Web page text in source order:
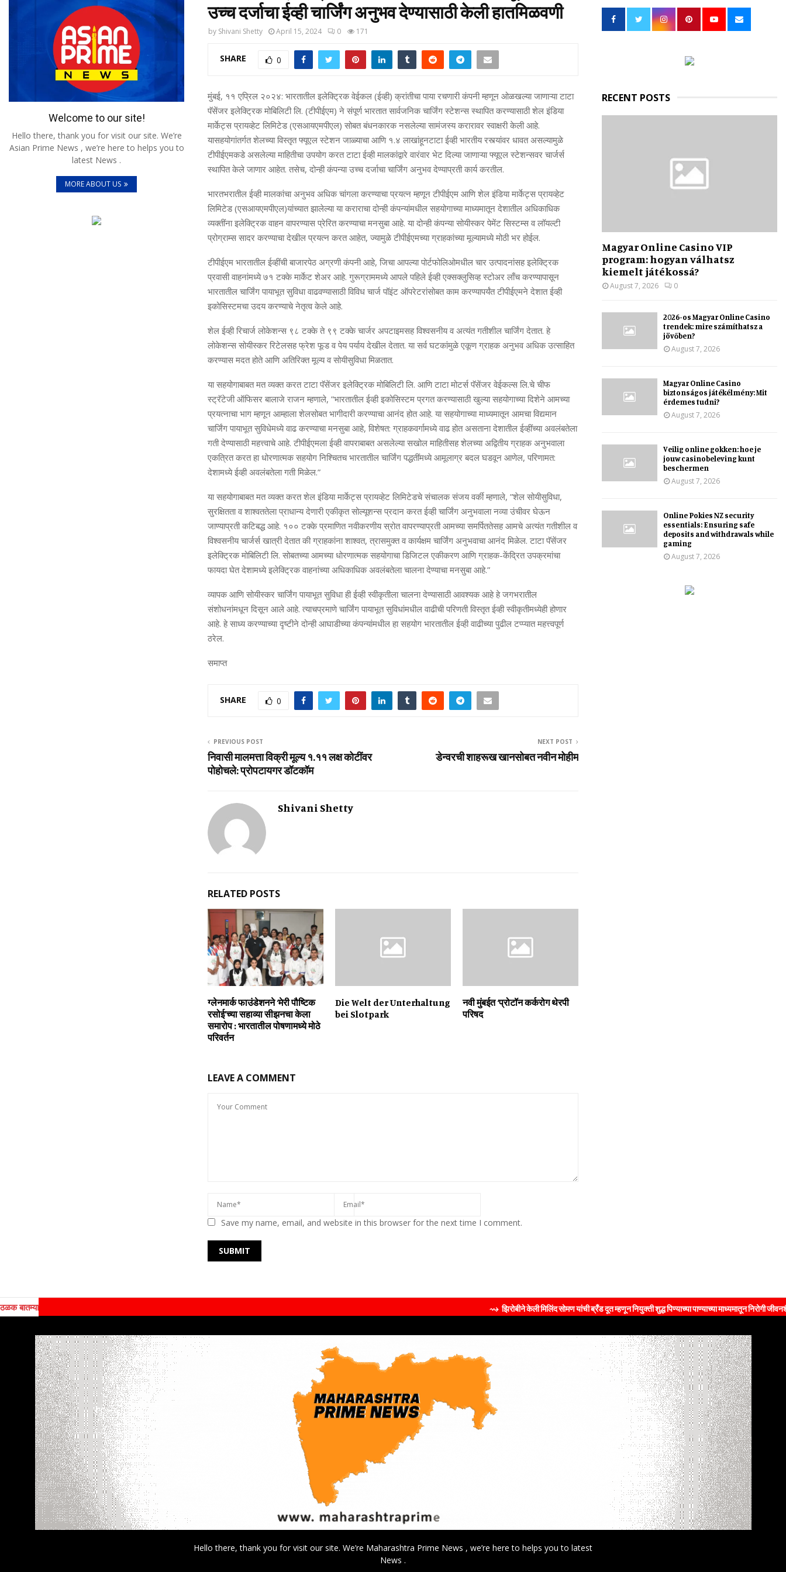
उच्‍च दर्जाचा ईव्‍ही चार्जिंग अनुभव देण्‍यासाठी केली हातमिळवणी
by Shivani Shetty April 15, 2024 0 171
SHARE 0
मुंबई, ११ एप्रिल २०२४: भारतातील इलेक्ट्रिकवेईकल (ईव्‍ही) क्रांतीचा पाया रचणारी कंपनी म्हणून ओळखल्या जाणाऱ्याटाटा
पॅसेंजर इलेक्ट्रिकमोबिलिटी लि. (टीपीईएम) ने संपूर्ण भारतात सार्वजनिक चार्जिंग स्‍टेशन्‍स स्‍थापित करण्‍यासाठी शेल इंडिया
मार्केट्स प्रायव्‍हेट लिमिटेड (एसआयएमपीएल) सो‍बत बंधनकारक नसलेल्‍या सामंजस्‍य करारावर स्‍वाक्षरी केली आहे.
यासहयोगांतर्गत शेलच्या विस्तृतफ्यूएल स्‍टेशन जाळ्याचाआणि १.४ लाखांहूनटाटा ईव्ही भारतीय रस्त्यांवर धावत असल्यामुळे
टीपीईएमकडे असलेल्या माहितीचा उपयोग करत टाटा ईव्ही मालकांद्वारे वारंवार भेट दिल्या जाणाऱ्याफ्यूएल स्‍टेशन्‍सवर चार्जर्स
स्थापित केले जाणार आहेत. तसेच, दोन्‍ही कंपन्‍या उच्‍चदर्जाचा चार्जिंग अनुभव देण्‍याप्रती कार्य करतील.
भारतभरातील ईव्ही मालकांचा अनुभव अधिक चांगला करण्याचा प्रयत्‍न म्हणून टीपीईएम आणि शेल इंडिया मार्केट्स प्रायव्‍हेट
लिमिटेड(एसआयएमपीएल)यांच्यात झालेल्यायाकराराचादोन्ही कंपन्यांमधील सहयोगाच्‍या माध्‍यमातून देशातील अधिकाधिक
व्‍यक्‍तींनाइलेक्ट्रिक वाहन वापरण्यास प्रेरित करण्‍याचा मनसुबा आहे. यादोन्ही कंपन्यासोयीस्‍कर पेमेंट सिस्‍टम्‍स व लॉयल्‍टी
प्रोग्राम्‍स सादर करण्‍याचा देखील प्रयत्‍न करत आहेत, ज्‍यामुळे टीपीईएमच्‍याग्राहकांच्‍या मूल्‍यामध्‍ये मोठी भर होईल.
टीपीईएम भारतातील ईव्‍हींची बाजारपेठ अग्रणी कंपनी आहे, जिचा आपल्‍या पोर्टफोलिओमधील चार उत्‍पादनांसह इलेक्ट्रिक
प्रवासी वाहनांमध्‍ये ७१ टक्‍के मार्केट शेअर आहे. गुरूग्राममध्ये आपले पहिले ईव्ही एक्‍सक्‍लुसिव्‍हस्टोअर लाचकरण्‍यापासून
भारतातील चार्जिंग पायाभूत सुविधावाढवण्यासाठी विविध चार्ज पॉइंट ऑपरेटरांसोबत काम करण्यापर्यंतटीपीईएमने देशातईव्‍ही
इकोसिस्‍टमचा उदय करण्‍याचे नेतृत्‍व केले आहे.
शेल ईव्‍ही रिचार्ज लोकेशन्‍स ९८ टक्‍केते ९९ टक्‍के चार्जर अपटाइमसह विश्‍वसनीयव अत्‍यंत गतीशील चार्जिंग देतात. हे
लोकेशन्‍स सोयीस्‍कर रिटेलसह फ्रेश फूड व पेय पर्याय देखील देतात. या सर्व घटकांमुळे एकूण ग्राहक अनुभव अधिक उत्‍साहित
करण्‍यास मदत होते आणि अतिरिक्‍त मूल्‍य व सोयीसुविधा मिळतात.
या सहयोगाबाबत मत व्‍यक्‍त करतटाटा पॅसेंजर इलेक्ट्रिक मोबिलिटी लि. आणि टाटा मोटर्स पॅसेंजर वेईकल्‍स लि.चे चीफ
स्‍ट्रॅटेजी ऑफिसर बालाजे राजन म्‍हणाले, ”भारतातील ईव्‍ही इकोसिस्‍टम प्रगतकरण्‍यासाठी खुल्‍या सहयोगाच्‍यादिशेने आमच्‍या
प्रयत्‍नाचा भाग म्‍हणून आम्‍हाला शेलसोबत भागीदारी करण्‍याचा आनंद होत आहे. या सहयोगाच्‍यामाध्‍यमातून आमचा विद्यमान
चार्जिंग पायाभूत सुविधेमध्‍ये वाढ करण्‍याचा मनसुबाआहे, विशेषत: ग्राहकवर्गामध्‍येवाढ होत असताना देशातील ईव्‍हींच्‍या अवलंबतेला
गती देण्‍यासाठी महत्त्वाचे आहे. टीपीईएमला ईव्‍ही वापराबाबत असलेल्‍या सखोल माहितीसह शेलच्‍या अद्वितीय ग्राहक अनुभवाला
एकत्रित करत हा धोरणात्‍मक सहयोग निश्चितच भारतातील चार्जिंग पद्धतींमध्‍ये आमूलाग्र बदल घडवून आणेल, परिणामत:
देशामध्‍ये ईव्‍ही अवलंबतेला गती मिळेल.”
या सहयोगाबाबत मत व्‍यक्‍त करतशेल इंडिया मार्केट्स प्रायव्‍हेट लिमिटेडचे संचालक संजयवर्कीम्‍हणाले, ”शेल सोयीसुविधा,
सुरक्षितता व शाश्‍वततेला प्राधान्‍य देणारी एकीकृत सोल्‍यूशन्‍स प्रदान करत ईव्‍ही चार्जिंग अनुभवाला नव्‍या उंचीवर घेऊन
जाण्‍याप्रती कटिबद्ध आहे. १०० टक्‍के प्रमाणित नवीकरणीय स्रोत वापरण्‍याप्रती आमच्‍यासमर्पिततेसह आमचे अत्‍यंत गतीशील व
विश्‍वसनीय चार्जर्स खात्री देतात की ग्राहकांना शाश्‍वत, त्रासमुक्‍त व कार्यक्षम चार्जिंग अनुभवाचा आनंद मिळेल. टाटा पॅसेंजर
इलेक्ट्रिक मोबिलिटी लि. सोबतच्‍या आमच्‍या धोरणात्‍मक सहयोगाचाडिजिटल एकीकरण आणि ग्राहक-केंद्रित उपक्रमांचा
फायदा घेत देशामध्‍ये इलेक्ट्रिक वाहनांच्‍या अधिकाधिक अवलंबतेला चालना देण्‍याचा मनसुबा आहे.”
व्यापक आणि सोयीस्कर चार्जिंग पायाभूत सुविधा ही ईव्ही स्वीकृतीला चालना देण्यासाठी आवश्‍यकआहे हे जगभरातील
संशोधनांमधून दिसून आले आहे. त्याचप्रमाणे चार्जिंग पायाभूत सुविधांमधील वाढीची परिणती विस्तृत ईव्ही स्वीकृतीमध्येही होणार
आहे. हे साध्य करण्याच्या दृष्टीने दोन्ही आघाडीच्या कंपन्यांमधील हा सहयोग भारतातील ईव्ही वाढीच्या पुढील टप्प्यात महत्त्वपूर्ण
ठरेल.
समाप्‍त
SHARE 0
PREVIOUS POST
निवासी मालमत्ता विक्री मूल्य १.११ लक्ष कोटींवर
पोहोचले: प्रोपटायगर डॉटकॉम
NEXT POST
डेन्‍वरची शाहरूख खानसोबत नवीन मोहीम
Shivani Shetty
RELATED POSTS
ग्लेनमार्क फाउंडेशनने ‘मेरी पौष्टिक
रसोई’च्या सहाव्या सीझनचा केला
समारोप : भारतातील पोषणामध्ये मोठे
परिवर्तन
Die Welt der Unterhaltung
bei Slotpark
नवी मुंबईत ‘प्रोटॉन कर्करोग थेरपी
परिषद
LEAVE A COMMENT
Save my name, email, and website in this browser for the next time I comment.
Welcome to our site!
Hello there, thank you for visit our site. We’re
Asian Prime News , we’re here to helps you to
latest News .
MORE ABOUT US
o
RECENT POSTS
Magyar Online Casino VIP
program: hogyan válhatsz
kiemelt játékossá?
August 7, 2026 0
2026-os Magyar Online Casino
trendek: mire számíthatsz a
jövőben?
August 7, 2026
Magyar Online Casino
biztonságos játékélmény: Mit
érdemes tudni?
August 7, 2026
Veilig online gokken: hoe je
jouw casinobeleving kunt
beschermen
August 7, 2026
Online Pokies NZ security
essentials: Ensuring safe
deposits and withdrawals while
gaming
August 7, 2026
ठळक बातम्या ⇝ झिरोबीने केली मिलिंद सोमण यांची ब्रँड दूत म्हणून नियुक्ती शुद्ध पिण्याच्या पाण्याच्या माध्यमातून निरोगी जीवनशैलीचा संदेश
Hello there, thank you for visit our site. We’re Maharashtra Prime News , we’re here to helps you to latest
News .